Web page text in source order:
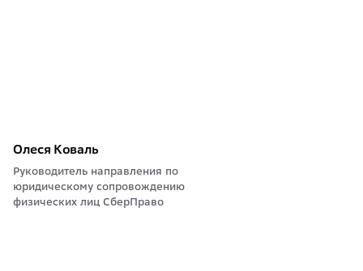
Олеся Коваль
Руководитель направления по
юридическому сопровождению
физических лиц СберПраво